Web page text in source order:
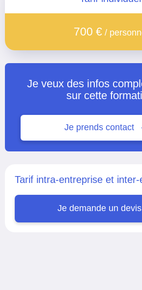
700 € /
Je veux des infos
sur cette
Je prends contact
Tarif intra-entreprise et
Je demande un devis